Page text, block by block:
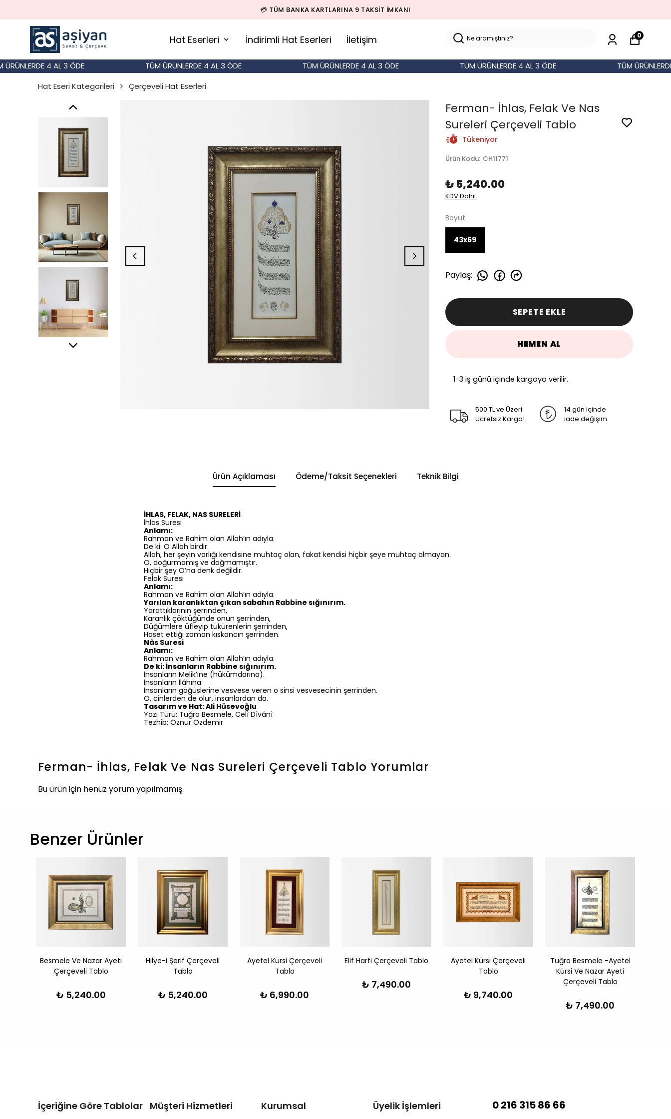
🚚 500 TL ÜZERİ SİPARİŞLERDE KARGO BEDAVA!
Hat Eserleri İndirimli Hat Eserleri İletişim 0
4 AL 3 ÖDE TÜM ÜRÜNLERDE 4 AL 3 ÖDE TÜM ÜRÜNLERDE 4 AL 3 ÖDE TÜM ÜRÜNLERDE 4 AL 3 ÖDE
TÜM ÜRÜNLERDE 4
Hat Eseri Kategorileri
Çerçeveli Hat Eserleri
Ferman- İhlas, Felak Ve Nas
Sureleri Çerçeveli Tablo
Tükeniyor
Ürün Kodu: CH11771
₺ 5,240.00
KDV Dahil
Boyut
43x69
Paylaş:
SEPETE EKLE
HEMEN AL
1-3 iş günü içinde kargoya verilir.
500 TL ve Üzeri
Ücretsiz Kargo!
14 gün içinde
iade değişim
Ürün Açıklaması Ödeme/Taksit Seçenekleri Teknik Bilgi
İHLAS, FELAK, NAS SURELERİ
İhlas Suresi
Anlamı:
Rahman ve Rahim olan Allah’ın adıyla.
De ki: O Allah birdir.
Allah, her şeyin varlığı kendisine muhtaç olan, fakat kendisi hiçbir şeye muhtaç olmayan.
O, doğurmamış ve doğmamıştır.
Hiçbir şey O’na denk değildir.
Felak Suresi
Anlamı:
Rahman ve Rahim olan Allah’ın adıyla.
Yarılan karanlıktan çıkan sabahın Rabbine sığınırım.
Yarattıklarının şerrinden,
Karanlık çöktüğünde onun şerrinden,
Düğümlere üfleyip tükürenlerin şerrinden,
Haset ettiği zaman kıskancın şerrinden.
Nâs Suresi
Anlamı:
Rahman ve Rahim olan Allah’ın adıyla.
De ki: İnsanların Rabbine sığınırım.
İnsanların Melik’ine (hükümdarına).
İnsanların İlâhına.
İnsanların göğüslerine vesvese veren o sinsi vesvesecinin şerrinden.
O, cinlerden de olur, insanlardan da.
Tasarım ve Hat: Ali Hüsevoğlu
Yazı Türü: Tuğra Besmele, Celî Dîvânî
Tezhib: Öznur Özdemir
Ferman- İhlas, Felak Ve Nas Sureleri Çerçeveli Tablo Yorumlar
Bu ürün için henüz yorum yapılmamış.
Benzer Ürünler
Besmele Ve Nazar Ayeti
Çerçeveli Tablo
₺ 5,240.00
Hilye-i Şerif Çerçeveli
Tablo
₺ 5,240.00
Ayetel Kürsi Çerçeveli
Tablo
₺ 6,990.00
Elif Harfi Çerçeveli Tablo
₺ 7,490.00
Ayetel Kürsi Çerçeveli
Tablo
₺ 9,740.00
Tuğra Besmele -Ayetel
Kürsi Ve Nazar Ayeti
Çerçeveli Tablo
₺ 7,490.00
İçeriğine Göre Tablolar Müşteri Hizmetleri Kurumsal Üyelik İşlemleri 0 216 315 86 66